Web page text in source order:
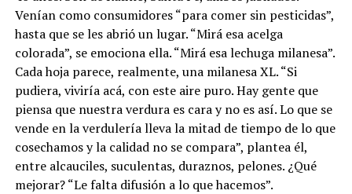
Venían como consumidores “para comer sin pesticidas”,
hasta que se les abrió un lugar. “Mirá esa acelga
colorada”, se emociona ella. “Mirá esa lechuga milanesa”.
Cada hoja parece, realmente, una milanesa XL. “Si
pudiera, viviría acá, con este aire puro. Hay gente que
piensa que nuestra verdura es cara y no es así. Lo que se
vende en la verdulería lleva la mitad de tiempo de lo que
cosechamos y la calidad no se compara”, plantea él,
entre alcauciles, suculentas, duraznos, pelones. ¿Qué
mejorar? “Le falta difusión a lo que hacemos”.